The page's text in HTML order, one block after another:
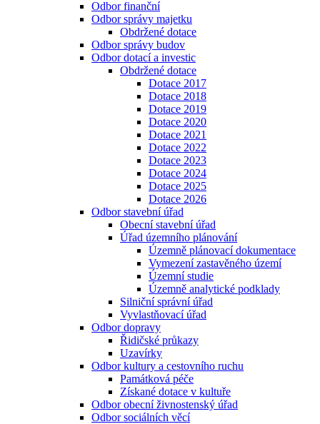
Odbor finanční
Odbor správy majetku
Obdržené dotace
Odbor správy budov
Odbor dotací a investic
Obdržené dotace
Dotace 2017
Dotace 2018
Dotace 2019
Dotace 2020
Dotace 2021
Dotace 2022
Dotace 2023
Dotace 2024
Dotace 2025
Dotace 2026
Odbor stavební úřad
Obecní stavební úřad
Úřad územního plánování
Územně plánovací dokumentace
Vymezení zastavěného území
Územní studie
Územně analytické podklady
Silniční správní úřad
Vyvlastňovací úřad
Odbor dopravy
Řidičské průkazy
Uzavírky
Odbor kultury a cestovního ruchu
Památková péče
Získané dotace v kultuře
Odbor obecní živnostenský úřad
Odbor sociálních věcí